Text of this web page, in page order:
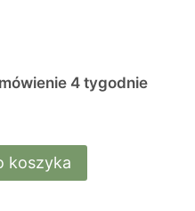
4 tygodnie
koszyka